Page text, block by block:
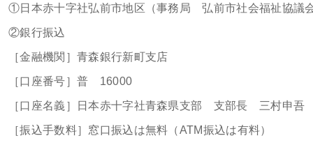
①日本赤十字社弘前市地区（事務局 弘前市社会福祉協議
②銀行振込
［金融機関］青森銀行新町支店
［口座番号］普 16000
［口座名義］日本赤十字社青森県支部 支部長 三村申吾
［振込手数料］窓口振込は無料（ATM振込は有料）